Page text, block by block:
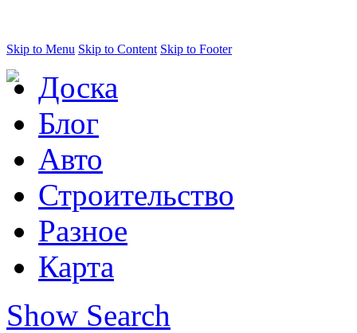
Skip to Menu Skip to Content Skip to Footer
Доска
Блог
Авто
Строительство
Разное
Карта
Show Search